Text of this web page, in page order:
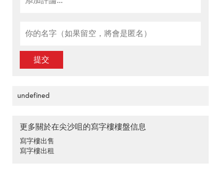
提交
undefined
更多關於在尖沙咀的寫字樓樓盤信息
寫字樓出售
寫字樓出租